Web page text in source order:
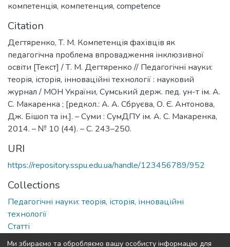
компетенція, компетенция, competence
Citation
Дегтяренко, Т. М. Компетенція фахівців як
педагогічна проблема впровадження інклюзивної
освіти [Текст] / Т. М. Дегтяренко // Педагогічні науки:
теорія, історія, інноваційні технології : науковий
журнал / МОН України, Сумський держ. пед. ун-т ім. А.
С. Макаренка ; [редкол.: А. А. Сбруєва, О. Є. Антонова,
Дж. Бішоп та ін.]. – Суми : СумДПУ ім. А. С. Макаренка,
2014. – № 10 (44). – С. 243–250.
URI
https://repository.sspu.edu.ua/handle/123456789/952
Collections
Педагогічні науки: теорія, історія, інноваційні
технології
Статті
Ми збираємо та обробляємо вашу особисту інформацію для